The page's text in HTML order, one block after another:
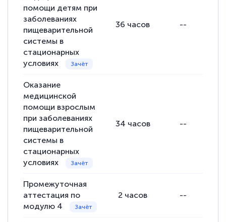
помощи детям при
заболеваниях
пищеварительной
системы в
стационарных
условиях
36 часов --
Оказание
медицинской
помощи взрослым
при заболеваниях
пищеварительной
системы в
стационарных
условиях
34 часов --
Промежуточная
аттестация по
модулю 4
2 часов --